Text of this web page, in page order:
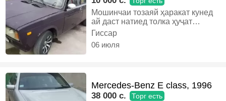
Мошинчаи тозаяй ҳаракат кунед
ай даст натиед толка ҳуҷат
надорад дар ҳолати хуб аст.,
Бензин, Механика, Седан
Гиссар
06 июля
Mercedes-Benz E class, 1996
38 000 c. Торг есть